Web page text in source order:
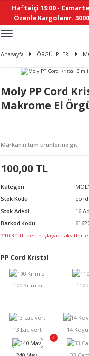
Haftaiçi 13:00 -
Özenle Kargolanır.
AKSESUAR
DERGİ
Anasayfa ÖRGÜ İPLERİ
Moly PP Cord
Makrome El
Markanın tüm ürünlerine git
100,00 TL
Kategori
Stok Kodu
Stok Adedi
16
Barkod Kodu
*10,30 TL den başlayan
PP Cord Kristal